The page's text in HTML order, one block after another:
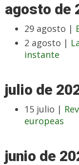
agosto de
29 agosto |
2 agosto |
instante
julio de
15 julio |
europeas
junio de